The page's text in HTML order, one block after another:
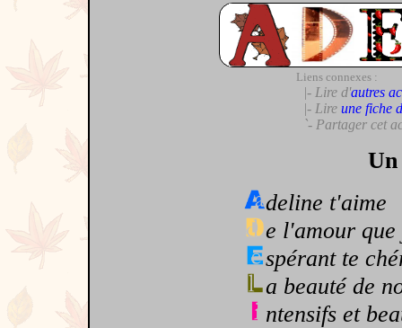
Liens connexes :
|- Lire d'autres
|- Lire une fiche
`- Partager cet
deline t'aime
e l'amour
spérant te
a beauté de
ntensifs et